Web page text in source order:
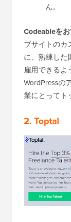
ん。
Codeableを
ブサイトのカ
に、熟練した
雇用できるよ
WordPressの
業にとってト
2. Toptal